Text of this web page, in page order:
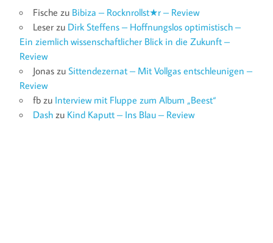
Fische zu Bibiza – Rocknrollst★r – Review
Leser zu Dirk Steffens – Hoffnungslos optimistisch –
Ein ziemlich wissenschaftlicher Blick in die Zukunft –
Review
Jonas zu Sittendezernat – Mit Vollgas entschleunigen –
Review
fb zu Interview mit Fluppe zum Album „Beest“
Dash zu Kind Kaputt – Ins Blau – Review